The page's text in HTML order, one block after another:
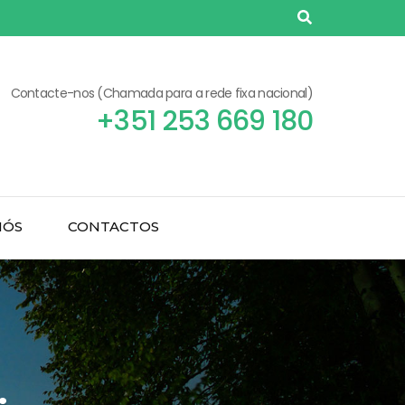
Contacte-nos (Chamada para a rede fixa nacional)
+351 253 669 180
CONTACTOS